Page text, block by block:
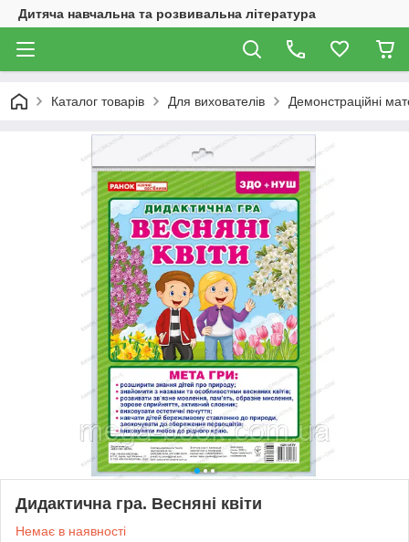
Дитяча навчальна та розвивальна література
Каталог товарів Для вихователів Демонстраційні
Дидактична гра. Весняні квіти
Немає в наявності